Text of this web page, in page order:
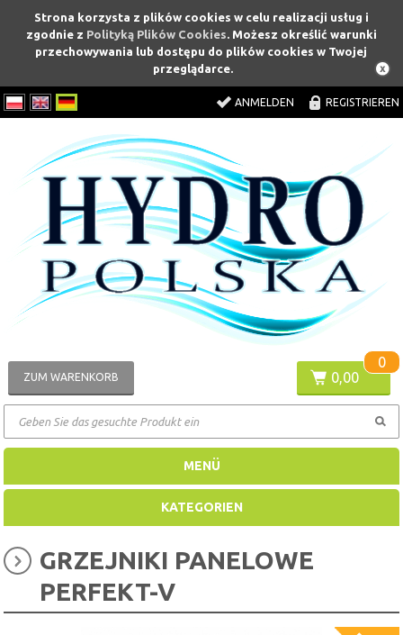
Strona korzysta z plików cookies w celu realizacji usług i
zgodnie z Polityką Plików Cookies. Możesz określić warunki
przechowywania lub dostępu do plików cookies w Twojej
przeglądarce.
ANMELDEN REGISTRIEREN
0,00
0
ZUM WARENKORB
GEHEN
MENÜ
KATEGORIEN
GRZEJNIKI PANELOWE
PERFEKT-V